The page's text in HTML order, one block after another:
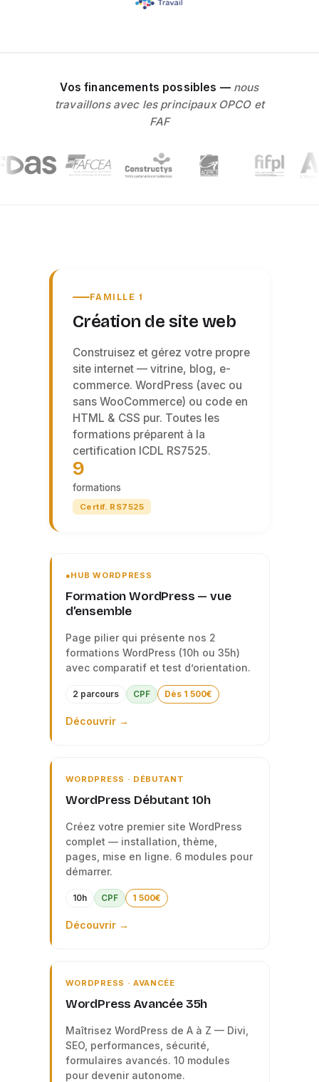
Vos financements possibles —nous
travaillons avec les principaux OPCO et
FAF
FAMILLE 1
Création de site web
Construisez et gérez votre propre
site internet — vitrine, blog, e-
commerce. WordPress (avec ou
sans WooCommerce) ou code en
HTML & CSS pur. Toutes les
formations préparent à la
certification ICDL RS7525.
9
formations
Certif. RS7525
HUB WORDPRESS
Formation WordPress — vue
d’ensemble
Page pilier qui présente nos 2
formations WordPress (10h ou 35h)
avec comparatif et test d’orientation.
2 parcours CPF Dès 1 500€
Découvrir →
WORDPRESS · DÉBUTANT
WordPress Débutant 10h
Créez votre premier site WordPress
complet — installation, thème,
pages, mise en ligne. 6 modules pour
démarrer.
10h CPF 1 500€
Découvrir →
WORDPRESS · AVANCÉE
WordPress Avancée 35h
Maîtrisez WordPress de A à Z — Divi,
SEO, performances, sécurité,
formulaires avancés. 10 modules
pour devenir autonome.